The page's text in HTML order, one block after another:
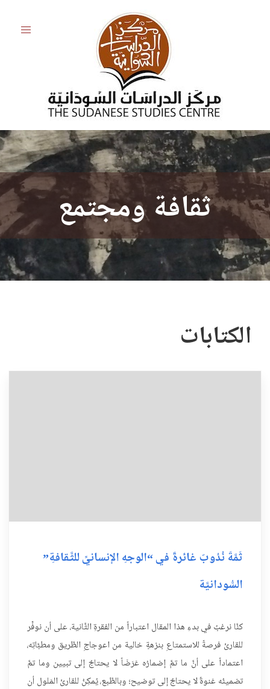
ثقافة ومجتمع
الكتابات
ثَمَّةَ نُدُوبٌ غائرةٌ في “الوجهِ الإنسانيِّ للثَّقافةِ”
السُّودانيَّة
كنَّا نرغبُ في بدءِ هذا المقال اعتباراً من الفقرةِ الثَّانية، على أن نوفِّر
للقارئ فرصةً للاستمتاعِ بنزهةٍ خالية من اعوجاجِ الطَّريق ومطبَّاتِه،
اعتماداً على أنَّ ما تمَّ إضمارُه عَرَضَاً لا يحتاجُ إلى تبيين وما تمَّ
تضمينُه عَنوةً لا يحتاجُ إلى توضيح؛ وبالطَّبع، يُمكِنُ للقارئ المَلول أن